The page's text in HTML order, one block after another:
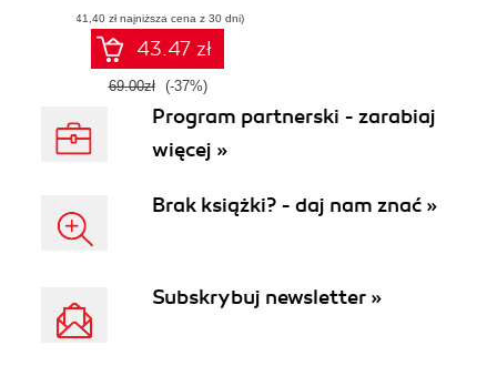
maszynowym
(41,40 zł najniższa cena z 30 dni)
43.47 zł
69.00zł (-37%)
Program partnerski - zarabiaj
więcej »
Brak książki? - daj nam znać »
Subskrybuj newsletter »